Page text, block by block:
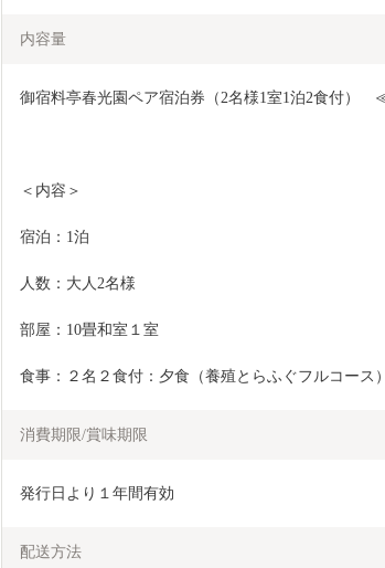
内容量
御宿料亭春光園ペア宿泊券（2名様1室1泊2食付）
＜内容＞
宿泊：1泊
人数：大人2名様
部屋：10畳和室１室
食事：２名２食付：夕食（養殖とらふぐフルコース
消費期限/賞味期限
発行日より１年間有効
配送方法